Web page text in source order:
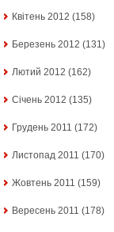
Квітень 2012 (158)
Березень 2012 (131)
Лютий 2012 (162)
Січень 2012 (135)
Грудень 2011 (172)
Листопад 2011 (170)
Жовтень 2011 (159)
Вересень 2011 (178)